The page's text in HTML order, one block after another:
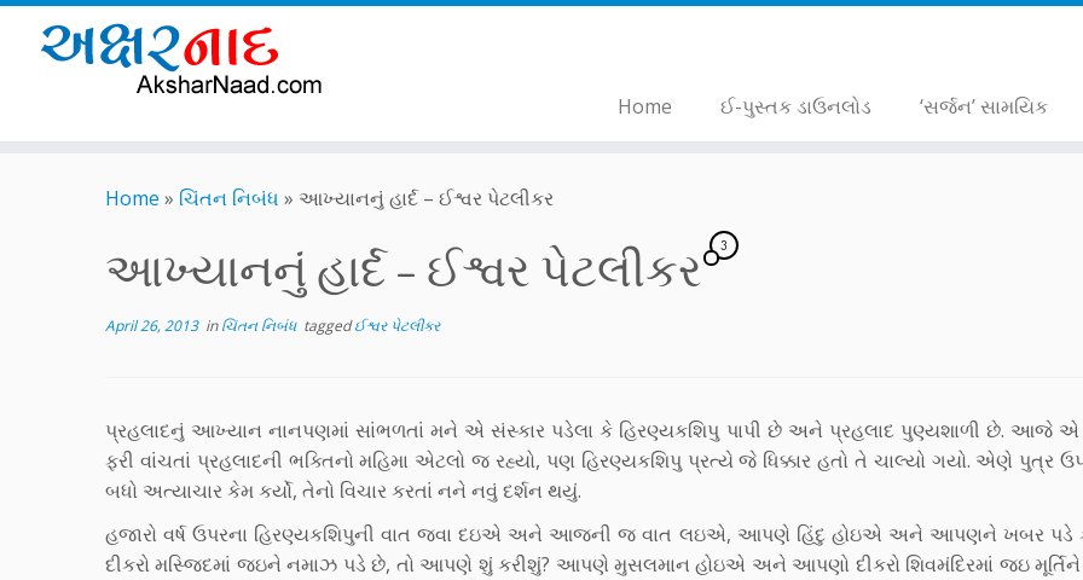
Home ઈ-પુસ્તક ડાઉનલોડ ‘સર્જન’ સામયિક
Home » ચિંતન નિબંધ » આખ્યાનનું હાર્દ – ઈશ્વર પેટલીકર
આખ્યાનનું હાર્દ – ઈશ્વર પેટલીકર 3
April 26, 2013inચિંતન નિબંધ taggedઈશ્વર પેટલીકર
પ્રહલાદનું આખ્યાન નાનપણમાં સાંભળતાં મને એ સંસ્કાર પડેલા કે હિરણ્યકશિપુ પાપી છે અને પ્રહલાદ પુણ્યશાળી છે. આજે
ફરી વાંચતાં પ્રહલાદની ભક્તિનો મહિમા એટલો જ રહ્યો, પણ હિરણ્યકશિપુ પ્રત્યે જે ધિક્કાર હતો તે ચાલ્યો ગયો. એણે પુત્ર
બધો અત્યાચાર કેમ કર્યો, તેનો વિચાર કરતાં નને નવું દર્શન થયું.
હજારો વર્ષ ઉપરના હિરણ્યકશિપુની વાત જવા દઇએ અને આજની જ વાત લઇએ, આપણે હિંદુ હોઇએ અને આપણને ખબર
દીકરો મસ્જિદમાં જઇને નમાઝ પડે છે, તો આપણે શું કરીશું? આપણે મુસલમાન હોઇએ અને આપણો દીકરો શિવમંદિરમાં જઇ